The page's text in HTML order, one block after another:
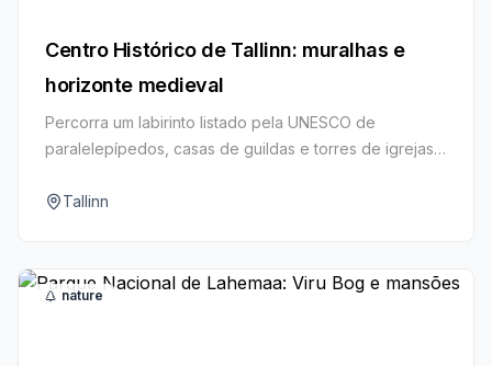
Centro Histórico de Tallinn: muralhas e
horizonte medieval
Percorra um labirinto listado pela UNESCO de
paralelepípedos, casas de guildas e torres de igrejas
Tallinn
nature